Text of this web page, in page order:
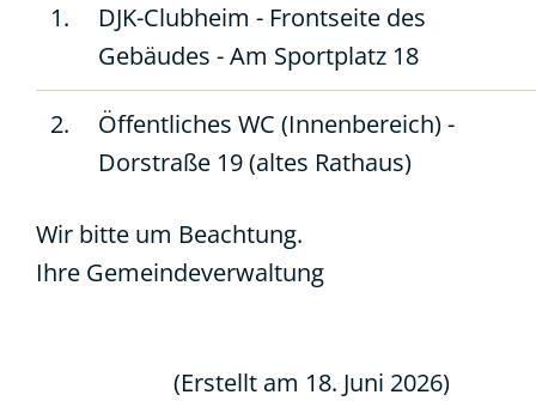
1.
DJK-Clubheim - Frontseite des
Gebäudes - Am Sportplatz 18
2.
Öffentliches WC (Innenbereich) -
Dorstraße 19 (altes Rathaus)
Wir bitte um Beachtung.
Ihre Gemeindeverwaltung
(Erstellt am 18. Juni 2026)